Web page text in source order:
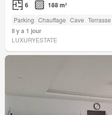
6 188 m²
Parking Chauffage Cave Terrasse
Il y a 1 jour
LUXURYESTATE